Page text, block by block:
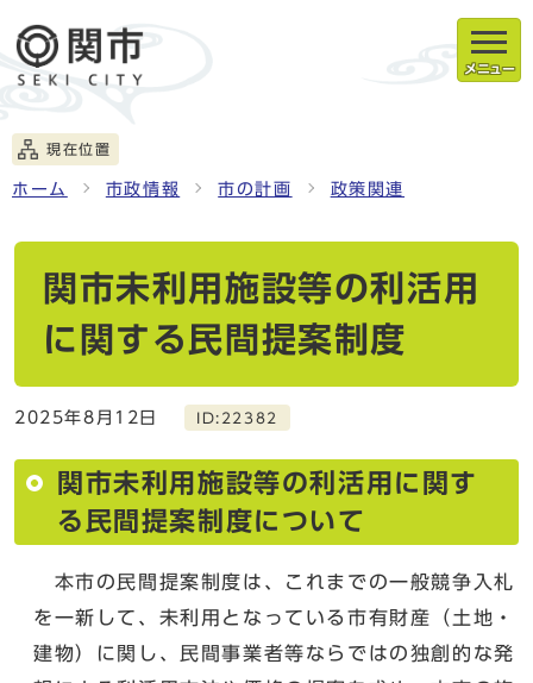
メニュー
現在位置
ホーム 市政情報 市の計画 政策関連
関市未利用施設等の利活用
に関する民間提案制度
2025年8月12日 ID:22382
関市未利用施設等の利活用に関す
る民間提案制度について
本市の民間提案制度は、これまでの一般競争入札
を一新して、未利用となっている市有財産（土地・
建物）に関し、民間事業者等ならではの独創的な発